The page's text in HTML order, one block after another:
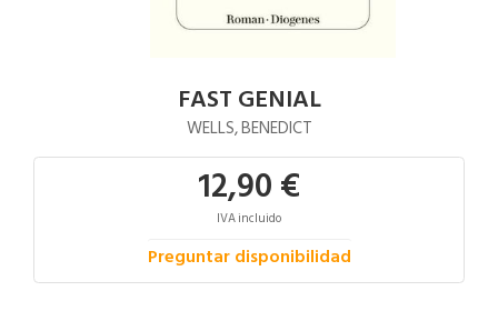
FAST GENIAL
WELLS, BENEDICT
12,90 €
IVA incluido
Preguntar disponibilidad